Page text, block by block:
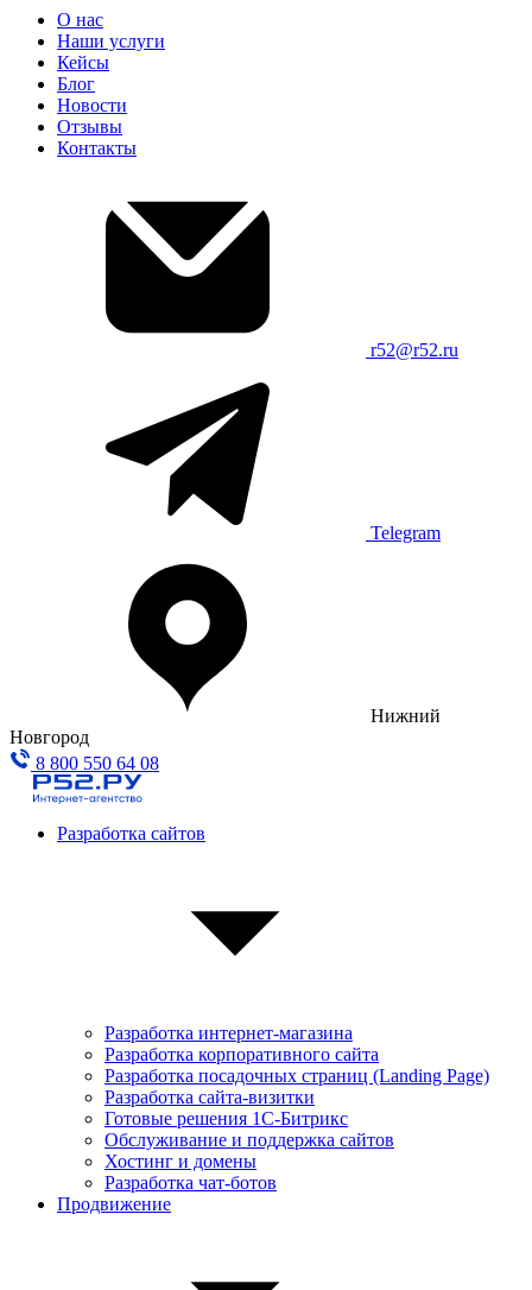
О нас
Наши услуги
Кейсы
Блог
Новости
Отзывы
Контакты
r52@r52.ru
Telegram
Нижний
Новгород
8 800 550 64 08
Разработка сайтов
Разработка интернет-магазина
Разработка корпоративного сайта
Разработка посадочных страниц (Landing Page)
Разработка сайта-визитки
Готовые решения 1С-Битрикс
Обслуживание и поддержка сайтов
Хостинг и домены
Разработка чат-ботов
Продвижение